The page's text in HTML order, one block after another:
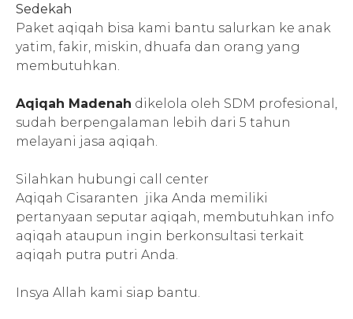
Sedekah
Paket aqiqah bisa kami bantu salurkan ke anak
yatim, fakir, miskin, dhuafa dan orang yang
membutuhkan.
Aqiqah Madenah dikelola oleh SDM profesional,
sudah berpengalaman lebih dari 5 tahun
melayani jasa aqiqah.
Silahkan hubungi call center
Aqiqah Cisaranten jika Anda memiliki
pertanyaan seputar aqiqah, membutuhkan info
aqiqah ataupun ingin berkonsultasi terkait
aqiqah putra putri Anda.
Insya Allah kami siap bantu.